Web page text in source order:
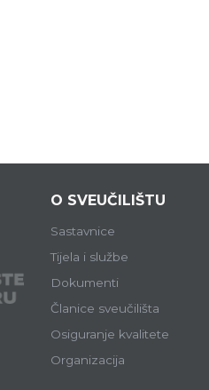
O SVEUČILIŠTU
Sastavnice
Tijela i službe
Dokumenti
Članice sveučilišta
Osiguranje kvalitete
Organizacija